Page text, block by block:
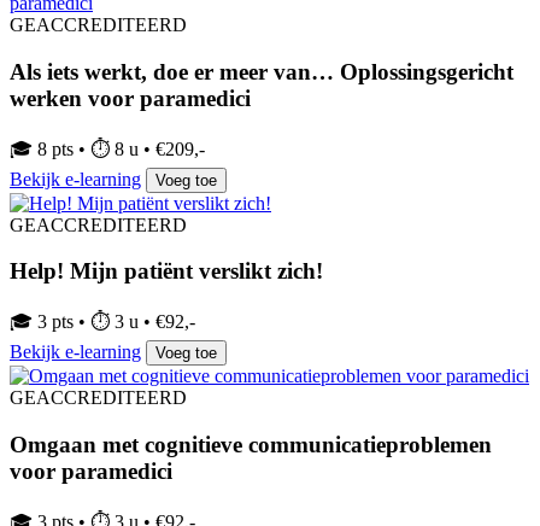
GEACCREDITEERD
Als iets werkt, doe er meer van… Oplossingsgericht
werken voor paramedici
🎓 8 pts • ⏱ 8 u • €209,-
Bekijk e-learning
Voeg toe
GEACCREDITEERD
Help! Mijn patiënt verslikt zich!
🎓 3 pts • ⏱ 3 u • €92,-
Bekijk e-learning
Voeg toe
GEACCREDITEERD
Omgaan met cognitieve communicatieproblemen
voor paramedici
🎓 3 pts • ⏱ 3 u • €92,-